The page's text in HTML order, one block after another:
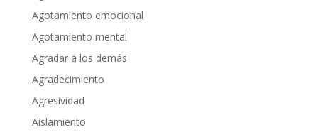
Agotamiento emocional
Agotamiento mental
Agradar a los demás
Agradecimiento
Agresividad
Aislamiento